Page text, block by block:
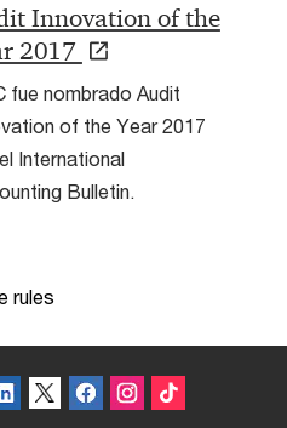
Innovation of the
2017
fue nombrado Audit
of the Year 2017
International
Bulletin.
rules